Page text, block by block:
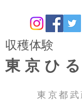
​収穫体験
東京ひ
東京都